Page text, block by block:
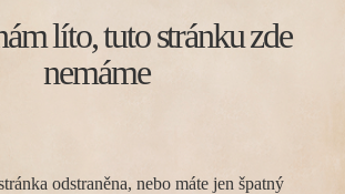
líto, tuto stránku zde
nemáme
odstraněna, nebo máte jen špatný